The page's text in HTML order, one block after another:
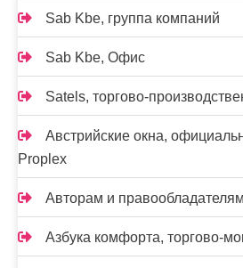
Sab Kbe, группа компаний
Sab Kbe, Офис
Satels, торгово-
Австрийские окна,
Proplex
Авторам и правообладателям
Азбука комфорта, торгово-